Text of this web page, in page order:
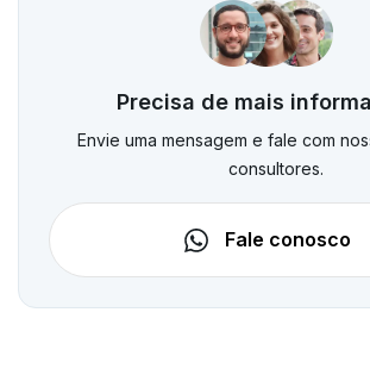
Precisa de mais
Envie uma mensagem e fale com
consultores.
Fale conosco